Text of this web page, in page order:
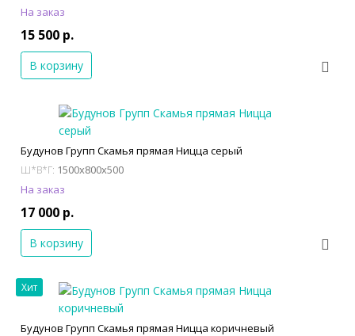
На заказ
15 500 р.
В корзину
Будунов Групп Скамья прямая Ницца серый
Ш*В*Г: 1500x800x500
На заказ
17 000 р.
В корзину
Хит
Будунов Групп Скамья прямая Ницца коричневый